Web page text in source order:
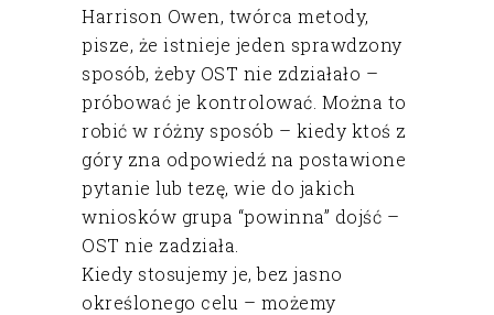
Harrison Owen, twórca metody,
pisze, że istnieje jeden sprawdzony
sposób, żeby OST nie zdziałało –
próbować je kontrolować. Można to
robić w różny sposób – kiedy ktoś z
góry zna odpowiedź na postawione
pytanie lub tezę, wie do jakich
wniosków grupa “powinna” dojść –
OST nie zadziała.
Kiedy stosujemy je, bez jasno
określonego celu – możemy